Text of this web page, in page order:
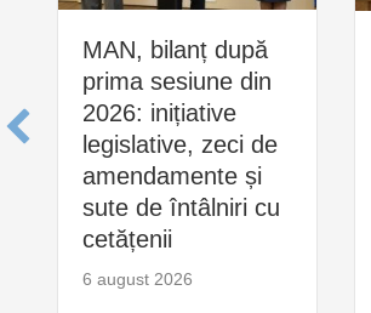
MAN, bilanț după
prima sesiune din
2026: inițiative
legislative, zeci de
amendamente și
sute de întâlniri cu
cetățenii
6 august 2026